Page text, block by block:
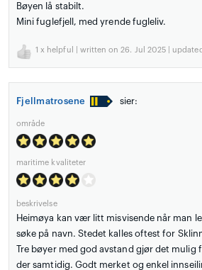
Bøyen lå stabilt.
Mini fuglefjell, med yrende fugleliv.
1 x helpful | written on 26. Jul 2025 |
Fjellmatrosene sier:
område
maritime kvaliteter
beskrivelse
Heimøya kan vær litt misvisende når man
søke på navn. Stedet kalles oftest for
Tre bøyer med god avstand gjør det mulig
der samtidig. Godt merket og enkel